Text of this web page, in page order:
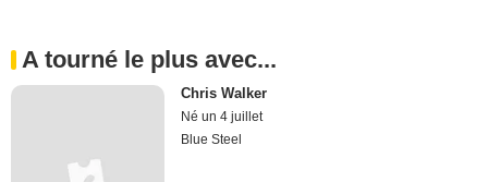
A tourné le plus avec...
Chris Walker
Né un 4 juillet
Blue Steel